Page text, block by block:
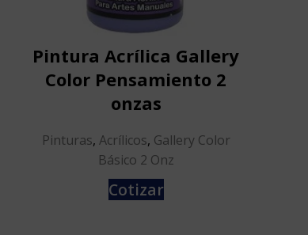
Pintura Acrílica Gallery
Color Pensamiento 2
onzas
Pinturas, Acrílicos, Gallery Color
Básico 2 Onz
Cotizar